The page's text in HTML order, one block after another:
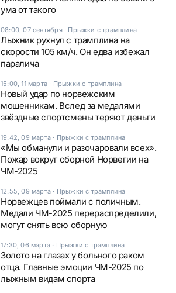
ума от такого
08:00, 07 сентября· Прыжки с трамплина
Лыжник рухнул с трамплина на
скорости 105 км/ч. Он едва избежал
паралича
15:00, 11 марта · Прыжки с трамплина
Новый удар по норвежским
мошенникам. Вслед за медалями
звёздные спортсмены теряют деньги
19:42, 09 марта · Прыжки с трамплина
«Мы обманули и разочаровали всех».
Пожар вокруг сборной Норвегии на
ЧМ-2025
12:55, 09 марта · Прыжки с трамплина
Норвежцев поймали с поличным.
Медали ЧМ-2025 перераспределили,
могут снять всю сборную
17:30, 06 марта · Прыжки с трамплина
Золото на глазах у больного раком
отца. Главные эмоции ЧМ-2025 по
лыжным видам спорта